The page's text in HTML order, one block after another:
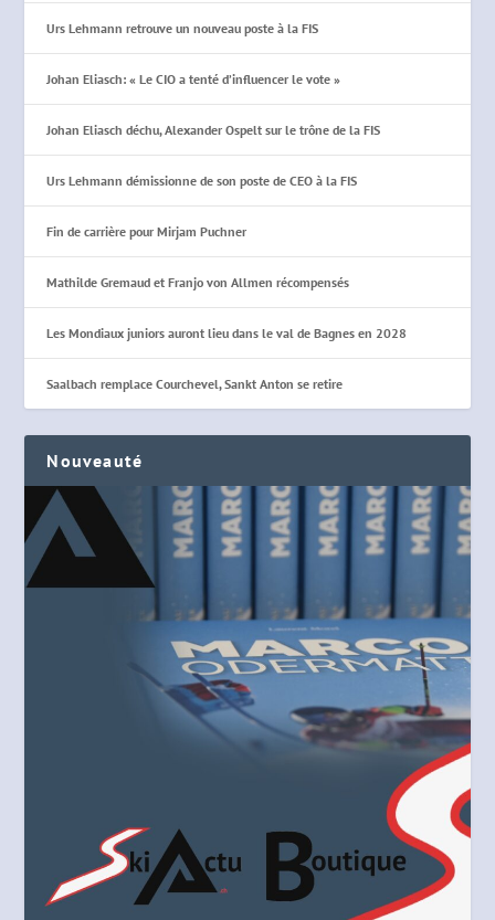
Urs Lehmann retrouve un nouveau poste à la FIS
Johan Eliasch: « Le CIO a tenté d’influencer le vote »
Johan Eliasch déchu, Alexander Ospelt sur le trône de la FIS
Urs Lehmann démissionne de son poste de CEO à la FIS
Fin de carrière pour Mirjam Puchner
Mathilde Gremaud et Franjo von Allmen récompensés
Les Mondiaux juniors auront lieu dans le val de Bagnes en 2028
Saalbach remplace Courchevel, Sankt Anton se retire
Nouveauté